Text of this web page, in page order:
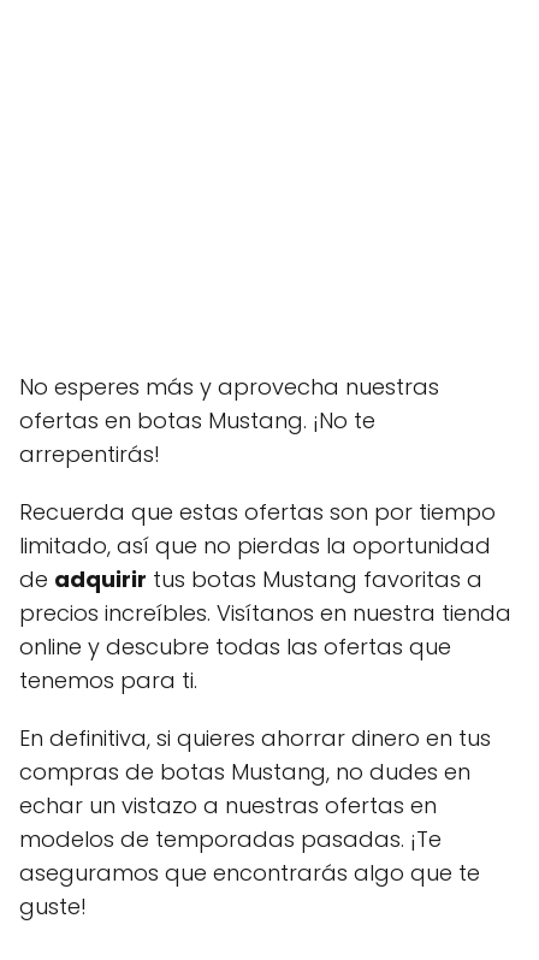
No esperes más y aprovecha nuestras
ofertas en botas Mustang. ¡No te
arrepentirás!
Recuerda que estas ofertas son por tiempo
limitado, así que no pierdas la oportunidad
de adquirir tus botas Mustang favoritas a
precios increíbles. Visítanos en nuestra tienda
online y descubre todas las ofertas que
tenemos para ti.
En definitiva, si quieres ahorrar dinero en tus
compras de botas Mustang, no dudes en
echar un vistazo a nuestras ofertas en
modelos de temporadas pasadas. ¡Te
aseguramos que encontrarás algo que te
guste!